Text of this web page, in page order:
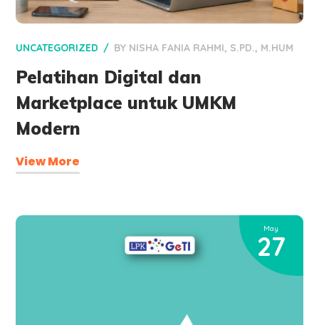
UNCATEGORIZED BY NISHA FANIA RAHMI, S.PD., M.HUM
Pelatihan Digital dan
Marketplace untuk UMKM
Modern
View More
May
27